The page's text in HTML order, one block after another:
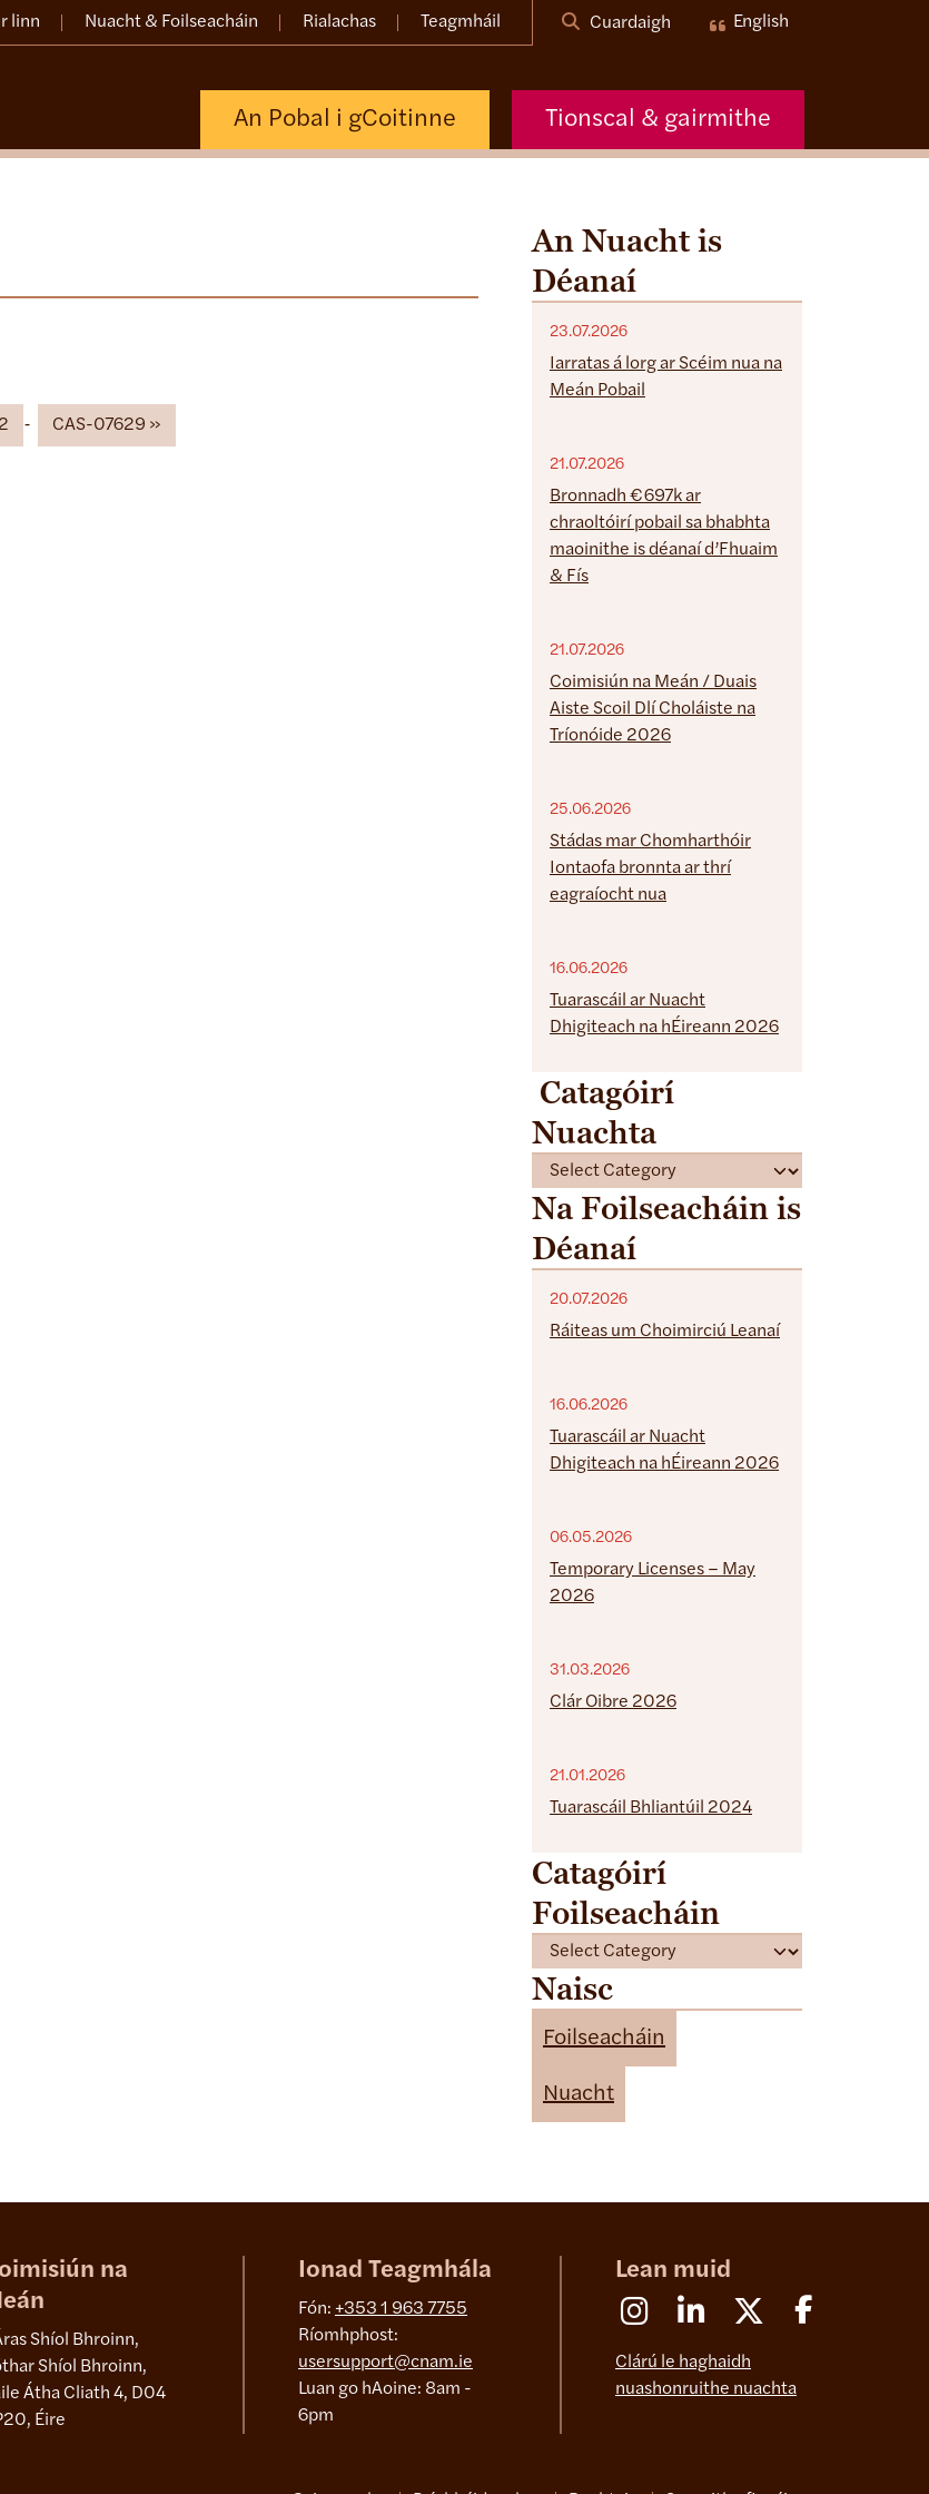
linn Nuacht & Foilseacháin Rialachas Teagmháil Cuardaigh English
An Pobal i gCoitinne Tionscal & gairmithe
CAS-07629
An Nuacht is
Déanaí
23.07.2026
Iarratas á lorg ar Scéim nua na
Meán Pobail
21.07.2026
Bronnadh €697k ar
chraoltóirí pobail sa bhabhta
maoinithe is déanaí d’Fhuaim
& Fís
21.07.2026
Coimisiún na Meán / Duais
Aiste Scoil Dlí Choláiste na
Tríonóide 2026
25.06.2026
Stádas mar Chomharthóir
Iontaofa bronnta ar thrí
eagraíocht nua
16.06.2026
Tuarascáil ar Nuacht
Dhigiteach na hÉireann 2026
Catagóirí
Nuachta
a
t
g
Na Foilseacháin is
Déanaí
20.07.2026
Ráiteas um Choimirciú Leanaí
16.06.2026
Tuarascáil ar Nuacht
Dhigiteach na hÉireann 2026
06.05.2026
Temporary Licenses – May
2026
31.03.2026
Clár Oibre 2026
21.01.2026
Tuarascáil Bhliantúil 2024
Catagóirí
Foilseacháin
a
t
Naisc
Foilseacháin
Nuacht
na
Shíol Bhroinn,
Shíol Bhroinn,
Átha Cliath 4, D04
Éire
Ionad Teagmhála
Fón: +353 1 963 7755
Ríomhphost:
usersupport@cnam.ie
Luan go hAoine: 8am -
6pm
Lean muid
InstagramLinkedin X (Formerly Twitter)
Clárú le haghaidh
nuashonruithe nuachta